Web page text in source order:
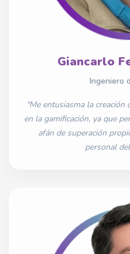
Giancarlo
Ingeniero
"Me entusiasma la
en la gamificación, ya que
afán de superación
personal